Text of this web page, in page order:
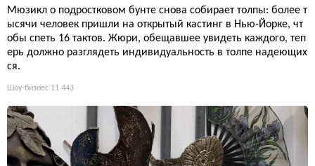
Мюзикл о подростковом бунте снова собирает толпы: более т
ысячи человек пришли на открытый кастинг в Нью-Йорке, чт
обы спеть 16 тактов. Жюри, обещавшее увидеть каждого, теп
ерь должно разглядеть индивидуальность в толпе надеющих
ся.
Шоу-бизнес 11 443